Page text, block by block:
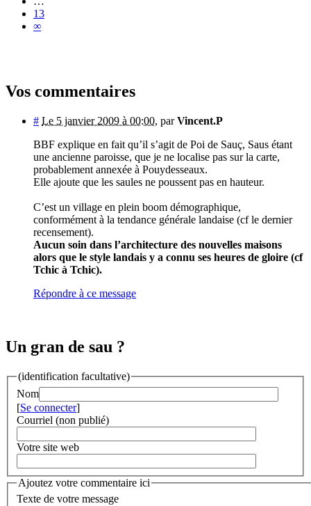
13
∞
Vos commentaires
# Le 5 janvier 2009 à 00:00, parVincent.P
BBF explique en fait qu’il s’agit de Poi de Sauç, Saus étant
une ancienne paroisse, que je ne localise pas sur la carte,
probablement annexée à Pouydesseaux.
Elle ajoute que les saules ne poussent pas en hauteur.
C’est un village en plein boom démographique,
conformément à la tendance générale landaise (cf le dernier
recensement).
Aucun soin dans l’architecture des nouvelles maisons
alors que le style landais y a connu ses heures de gloire (cf
Tchic à Tchic).
Répondre à ce message
Un gran de sau ?
(identification facultative)
Nom
[Se connecter]
Courriel (non publié)
Votre site web
Ajoutez votre commentaire ici
Texte de votre message